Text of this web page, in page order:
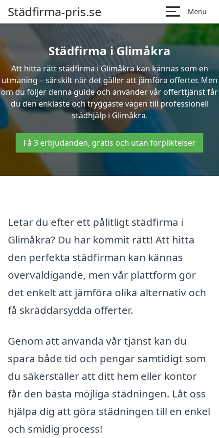
Städfirma-pris.se Menu
Städfirma i Glimåkra
Att hitta rätt städfirma i Glimåkra kan kännas som en
utmaning – särskilt när det gäller att jämföra offerter. Men
om du följer denna guide och använder vår offerttjänst får
du den enklaste och tryggaste vägen till professionell
städhjälp i Glimåkra.
Få 3 erbjudanden, gratis och utan förpliktelser
Letar du efter ett pålitligt städfirma i
Glimåkra? Du har kommit rätt! Att hitta
den perfekta städfirman kan kännas
överväldigande, men vår plattform gör
det enkelt att jämföra olika alternativ och
få skräddarsydda offerter.
Genom att använda vår tjänst kan du
spara både tid och pengar samtidigt som
du säkerställer att ditt hem eller kontor
får den bästa möjliga städningen. Låt oss
hjälpa dig att göra städningen till en enkel
och smidig process!